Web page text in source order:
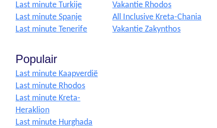
Last minute Turkije
Last minute Spanje
Last minute Tenerife
Vakantie Rhodos
All Inclusive Kreta-Chania
Vakantie Zakynthos
Populair
Last minute Kaapverdië
Last minute Rhodos
Last minute Kreta-
Heraklion
Last minute Hurghada